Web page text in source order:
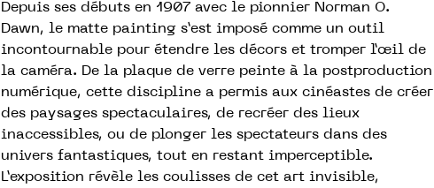
Depuis ses débuts en 1907 avec le pionnier Norman O.
Dawn, le matte painting s’est imposé comme un outil
incontournable pour étendre les décors et tromper l’œil de
la caméra. De la plaque de verre peinte à la postproduction
numérique, cette discipline a permis aux cinéastes de créer
des paysages spectaculaires, de recréer des lieux
inaccessibles, ou de plonger les spectateurs dans des
univers fantastiques, tout en restant imperceptible.
L’exposition révèle les coulisses de cet art invisible,